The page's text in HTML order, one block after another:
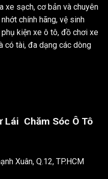
xe sạch, cơ bản và chuyên
chính hãng, vệ sinh
phụ kiện xe ô tô, đồ chơi xe
có tài, đa dạng các dòng
Lái Chăm Sóc Ô Tô
Xuân, Q.12, TP.HCM